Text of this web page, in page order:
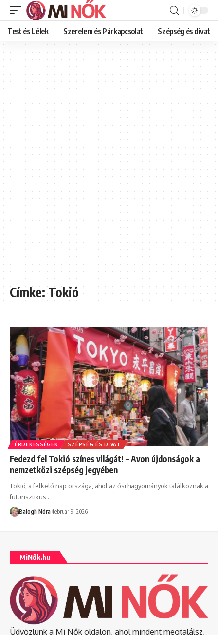
Test és Lélek Szerelem és Párkapcsolat Szépség és divat
Címke:Tokió
ÉRDEKESSÉGEK SZÉPSÉG ÉS DIVAT
Fedezd fel Tokió színes világát! – Avon újdonságok a
nemzetközi szépség jegyében
Tokió, a felkelő nap országa, ahol az ősi hagyományok találkoznak a
futurisztikus…
Balogh Nóra február 9, 2026
MiNők.hu
Üdvözlünk a Mi Nők oldalon, ahol mindent megtalálsz,